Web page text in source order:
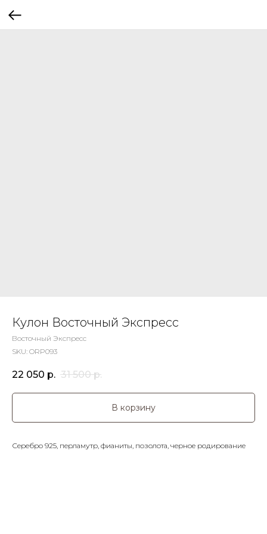
Кулон Восточный Экспресс
Восточный Экспресс
SKU: ORP093
22 050 р. 31 500 р.
В корзину
Серебро 925, перламутр, фианиты, позолота, черное родирование